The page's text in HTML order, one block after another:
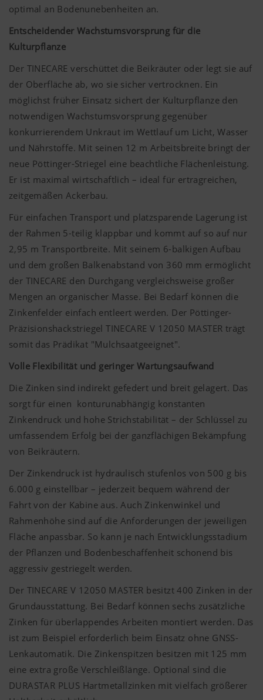
optimal an Bodenunebenheiten an.
Entscheidender Wachstumsvorsprung für die
Kulturpflanze
Der TINECARE verschüttet die Beikräuter oder legt sie auf
der Oberfläche ab, wo sie sicher vertrocknen. Ein
möglichst früher Einsatz sichert der Kulturpflanze den
notwendigen Wachstumsvorsprung gegenüber
konkurrierendem Unkraut im Wettlauf um Licht, Wasser
und Nährstoffe. Mit seinen 12 m Arbeitsbreite bringt der
neue Pöttinger-Striegel eine beachtliche Flächenleistung.
Er ist maximal wirtschaftlich – ideal für ertragreichen,
zeitgemäßen Ackerbau.
Für einfachen Transport und platzsparende Lagerung ist
der Rahmen 5-teilig klappbar und kommt auf so auf nur
2,95 m Transportbreite. Mit seinem 6-balkigen Aufbau
und dem großen Balkenabstand von 360 mm ermöglicht
der TINECARE den Durchgang vergleichsweise großer
Mengen an organischer Masse. Bei Bedarf können die
Zinkenfelder einfach entleert werden. Der Pöttinger-
Präzisionshackstriegel TINECARE V 12050 MASTER trägt
somit das Prädikat "Mulchsaatgeeignet".
Volle Flexibilität und geringer Wartungsaufwand
Die Zinken sind indirekt gefedert und breit gelagert. Das
sorgt für einen konturunabhängig konstanten
Zinkendruck und hohe Strichstabilität – der Schlüssel zu
umfassendem Erfolg bei der ganzflächigen Bekämpfung
von Beikräutern.
Der Zinkendruck ist hydraulisch stufenlos von 500 g bis
6.000 g einstellbar – jederzeit bequem während der
Fahrt von der Kabine aus. Auch Zinkenwinkel und
Rahmenhöhe sind auf die Anforderungen der jeweiligen
Fläche anpassbar. So kann je nach Entwicklungsstadium
der Pflanzen und Bodenbeschaffenheit schonend bis
aggressiv gestriegelt werden.
Der TINECARE V 12050 MASTER besitzt 400 Zinken in der
Grundausstattung. Bei Bedarf können sechs zusätzliche
Zinken für überlappendes Arbeiten montiert werden. Das
ist zum Beispiel erforderlich beim Einsatz ohne GNSS-
Lenkautomatik. Die Zinkenspitzen besitzen mit 125 mm
eine extra große Verschleißlänge. Optional sind die
DURASTAR PLUS Hartmetallzinken mit vielfach größerer